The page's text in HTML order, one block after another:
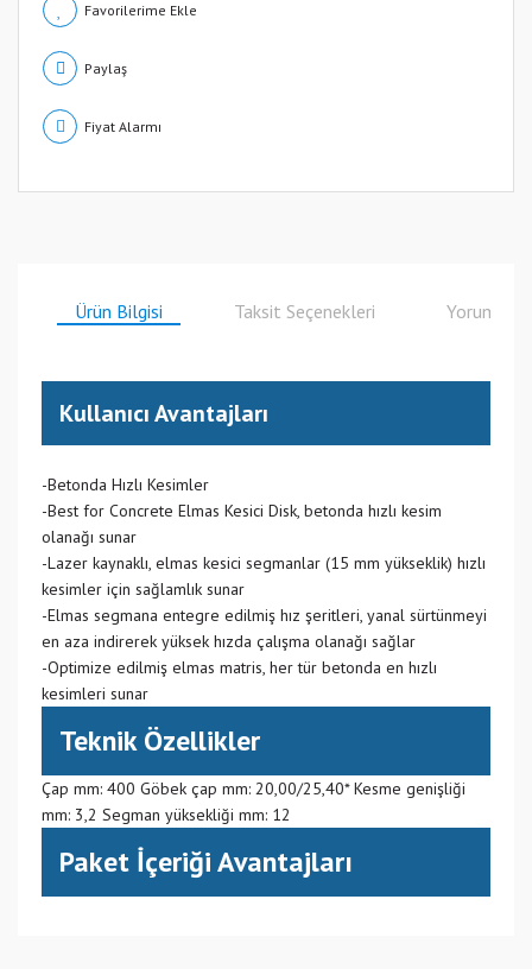
Paylaş
Fiyat Alarmı
Ürün Bilgisi Taksit Seçenekleri Yorumlar
Kullanıcı Avantajları
-Betonda Hızlı Kesimler
-Best for Concrete Elmas Kesici Disk, betonda hızlı kesim
olanağı sunar
-Lazer kaynaklı, elmas kesici segmanlar (15 mm yükseklik) hızlı
kesimler için sağlamlık sunar
-Elmas segmana entegre edilmiş hız şeritleri, yanal sürtünmeyi
en aza indirerek yüksek hızda çalışma olanağı sağlar
-Optimize edilmiş elmas matris, her tür betonda en hızlı
kesimleri sunar
Teknik Özellikler
Çap mm: 400 Göbek çap mm: 20,00/25,40* Kesme genişliği
mm: 3,2 Segman yüksekliği mm: 12
Paket İçeriği Avantajları